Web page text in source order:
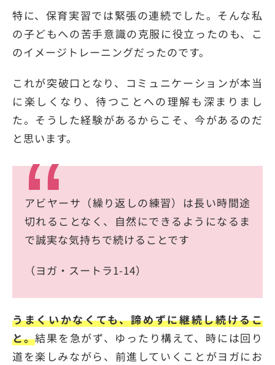
特に、保育実習では緊張の連続でした。そんな私
の子どもへの苦手意識の克服に役立ったのも、こ
のイメージトレーニングだったのです。
これが突破口となり、コミュニケーションが本当
に楽しくなり、待つことへの理解も深まりまし
た。そうした経験があるからこそ、今があるのだ
と思います。
アビヤーサ（繰り返しの練習）は長い時間途
切れることなく、自然にできるようになるま
で誠実な気持ちで続けることです
（ヨガ・スートラ1-14）
うまくいかなくても、諦めずに継続し続けるこ
と。結果を急がず、ゆったり構えて、時には回り
道を楽しみながら、前進していくことがヨガにお